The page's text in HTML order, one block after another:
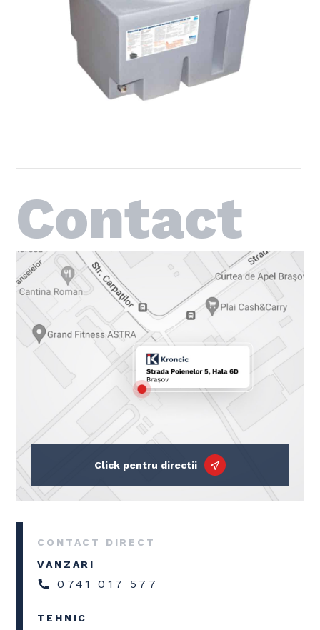
Contact
Click pentru directii
CONTACT DIRECT
VANZARI
0741 017 577
TEHNIC